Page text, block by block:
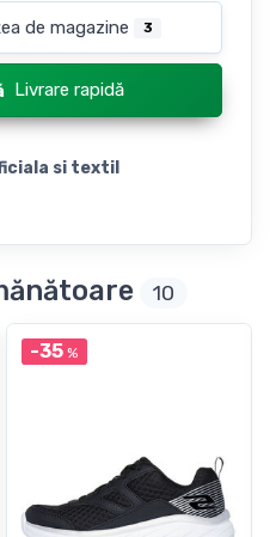
de magazine 3
Livrare rapidă
si textil
10
-35 %